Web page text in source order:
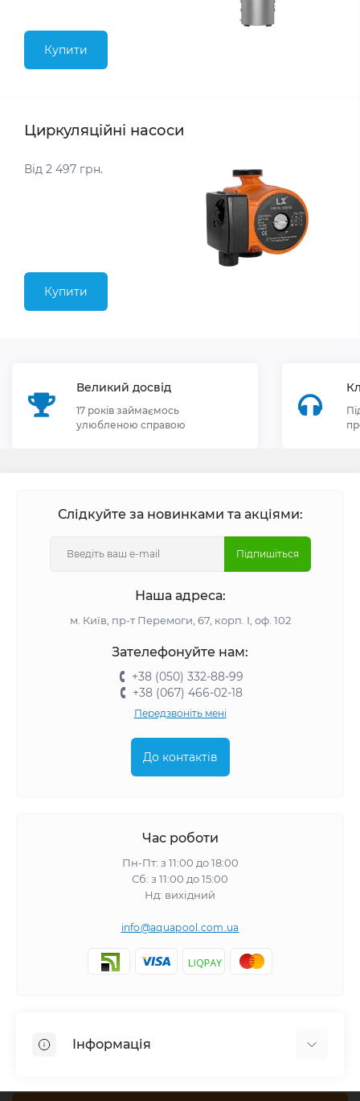
Купити
Циркуляційні насоси
Від 2 497 грн.
Купити
Великий досвід
17 років займаємось
улюбленою справою
Слідкуйте за новинками та акціями:
Підпишіться
Наша адреса:
м. Київ, пр-т Перемоги, 67, корп. І, оф. 102
Зателефонуйте нам:
+38 (050) 332-88-99
+38 (067) 466-02-18
Передзвоніть мені
До контактів
Час роботи
Пн-Пт: з 11:00 до 18:00
Сб: з 11:00 до 15:00
Нд: вихідний
info@aquapool.com.ua
Інформація